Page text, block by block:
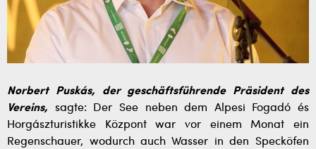
Norbert Puskás, der geschäftsführende Präsident des
Vereins, sagte: Der See neben dem Alpesi Fogadó és
Horgászturistikke Központ war vor einem Monat ein
Regenschauer, wodurch auch Wasser in den Specköfen